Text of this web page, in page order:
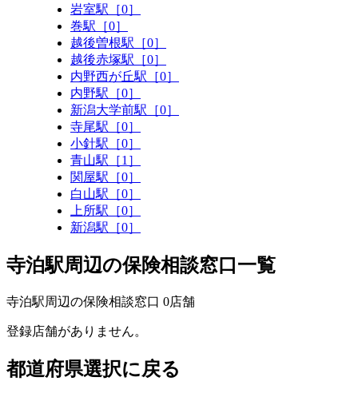
岩室駅［0］
巻駅［0］
越後曽根駅［0］
越後赤塚駅［0］
内野西が丘駅［0］
内野駅［0］
新潟大学前駅［0］
寺尾駅［0］
小針駅［0］
青山駅［1］
関屋駅［0］
白山駅［0］
上所駅［0］
新潟駅［0］
寺泊駅周辺の保険相談窓口一覧
寺泊駅周辺の保険相談窓口 0店舗
登録店舗がありません。
都道府県選択に戻る